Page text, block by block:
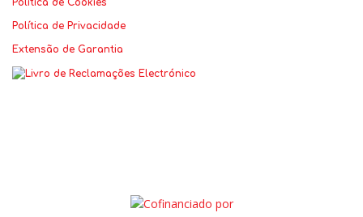
Política de Cookies
Política de Privacidade
Extensão de Garantia